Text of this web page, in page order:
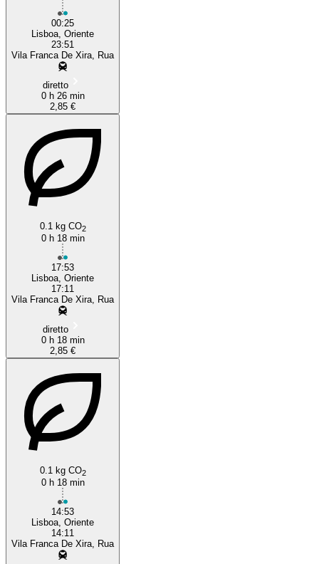
00:25
Lisboa, Oriente
23:51
Vila Franca De Xira, Rua
diretto
0 h 26 min
2,85 €
0.1 kg CO2
0 h 18 min
17:53
Lisboa, Oriente
17:11
Vila Franca De Xira, Rua
diretto
0 h 18 min
2,85 €
0.1 kg CO2
0 h 18 min
14:53
Lisboa, Oriente
14:11
Vila Franca De Xira, Rua